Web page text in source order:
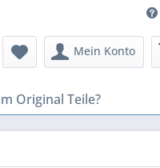
Mein Konto
Original Teile?